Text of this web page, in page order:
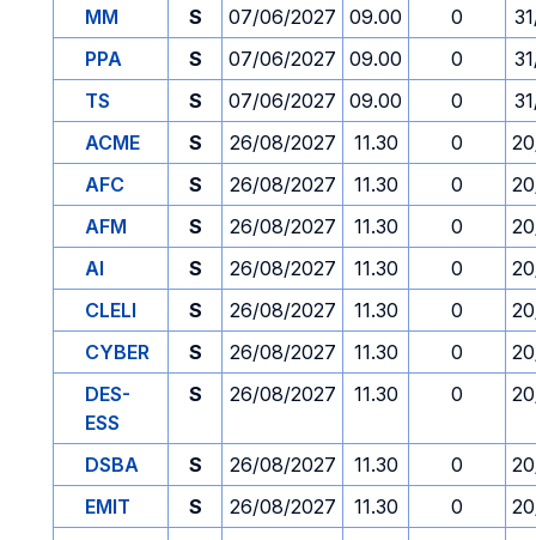
MM S 07/06/2027 09.00 0
PPA
S 07/06/2027 09.00 0
TS
S 07/06/2027 09.00 0
ACME
S 26/08/2027 11.30 0
AFC
S 26/08/2027 11.30 0
AFM
S 26/08/2027 11.30 0
AI
S 26/08/2027 11.30 0
CLELI
S 26/08/2027 11.30 0
CYBER
S 26/08/2027 11.30 0
DES-
ESS
S 26/08/2027 11.30 0
DSBA S 26/08/2027 11.30 0
EMIT
S 26/08/2027 11.30 0